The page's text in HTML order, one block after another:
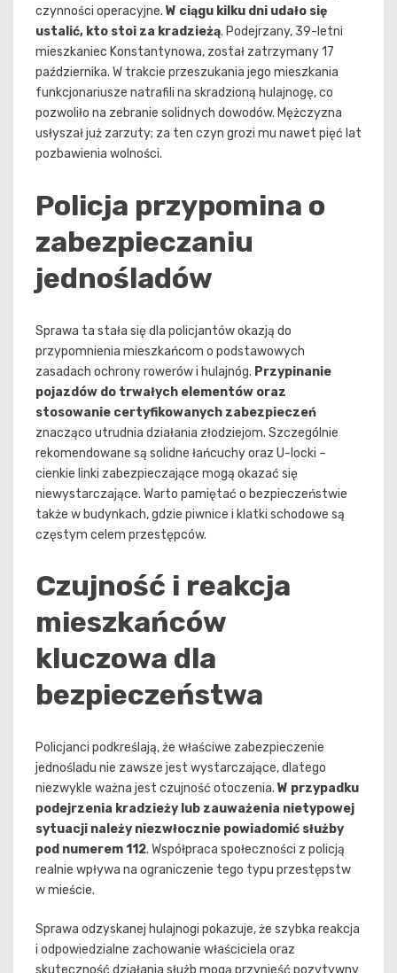
czynności operacyjne. W ciągu kilku dni udało się
ustalić, kto stoi za kradzieżą. Podejrzany, 39-letni
mieszkaniec Konstantynowa, został zatrzymany 17
października. W trakcie przeszukania jego mieszkania
funkcjonariusze natrafili na skradzioną hulajnogę, co
pozwoliło na zebranie solidnych dowodów. Mężczyzna
usłyszał już zarzuty; za ten czyn grozi mu nawet pięć lat
pozbawienia wolności.
Policja przypomina o
zabezpieczaniu
jednośladów
Sprawa ta stała się dla policjantów okazją do
przypomnienia mieszkańcom o podstawowych
zasadach ochrony rowerów i hulajnóg. Przypinanie
pojazdów do trwałych elementów oraz
stosowanie certyfikowanych zabezpieczeń
znacząco utrudnia działania złodziejom. Szczególnie
rekomendowane są solidne łańcuchy oraz U-locki –
cienkie linki zabezpieczające mogą okazać się
niewystarczające. Warto pamiętać o bezpieczeństwie
także w budynkach, gdzie piwnice i klatki schodowe są
częstym celem przestępców.
Czujność i reakcja
mieszkańców
kluczowa dla
bezpieczeństwa
Policjanci podkreślają, że właściwe zabezpieczenie
jednośladu nie zawsze jest wystarczające, dlatego
niezwykle ważna jest czujność otoczenia. W przypadku
podejrzenia kradzieży lub zauważenia nietypowej
sytuacji należy niezwłocznie powiadomić służby
pod numerem 112. Współpraca społeczności z policją
realnie wpływa na ograniczenie tego typu przestępstw
w mieście.
Sprawa odzyskanej hulajnogi pokazuje, że szybka reakcja
i odpowiedzialne zachowanie właściciela oraz
skuteczność działania służb mogą przynieść pozytywny